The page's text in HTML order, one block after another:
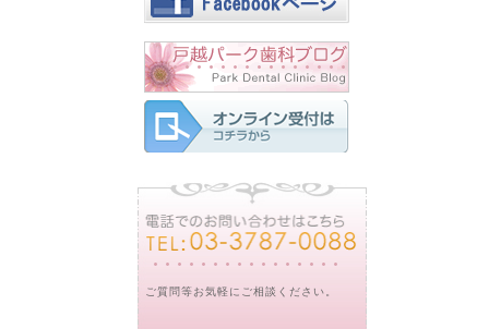
ご質問等お気軽にご相談ください。